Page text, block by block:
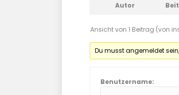
Autor
Ansicht von 1 Beitrag (von
Du musst angemeldet
Benutzername: